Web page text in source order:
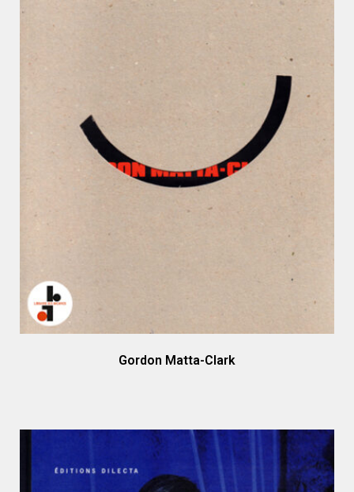
Gordon Matta-Clark